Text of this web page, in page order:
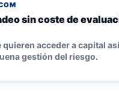
sin coste de
acceder a capital
gestión del riesgo.